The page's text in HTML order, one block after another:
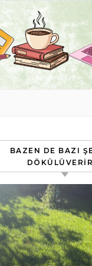
BAZEN DE BAZI